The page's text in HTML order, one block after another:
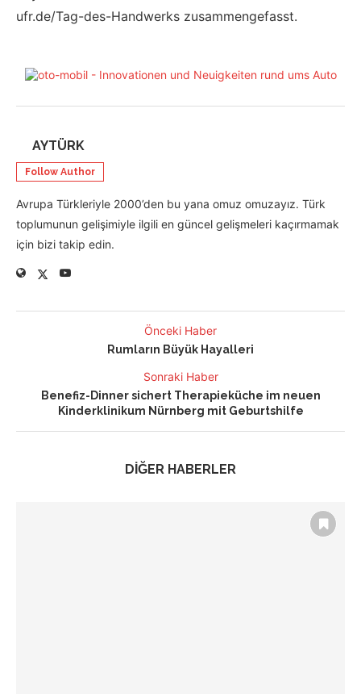
ufr.de/Tag-des-Handwerks zusammengefasst.
AYTÜRK
Follow Author
Avrupa Türkleriyle 2000’den bu yana omuz omuzayız. Türk
toplumunun gelişimiyle ilgili en güncel gelişmeleri kaçırmamak
için bizi takip edin.
Önceki Haber
Rumların Büyük Hayalleri
Sonraki Haber
Benefiz-Dinner sichert Therapieküche im neuen
Kinderklinikum Nürnberg mit Geburtshilfe
DİĞER HABERLER